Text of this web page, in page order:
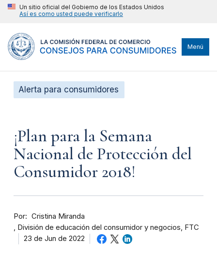
Un sitio oficial del Gobierno de los Estados Unidos
Así es como usted puede verificarlo
Menú
Alerta para consumidores
¡Plan para la Semana
Nacional de Protección del
Consumidor 2018!
Por
Cristina Miranda
División de educación del consumidor y negocios, FTC
23 de Jun de 2022